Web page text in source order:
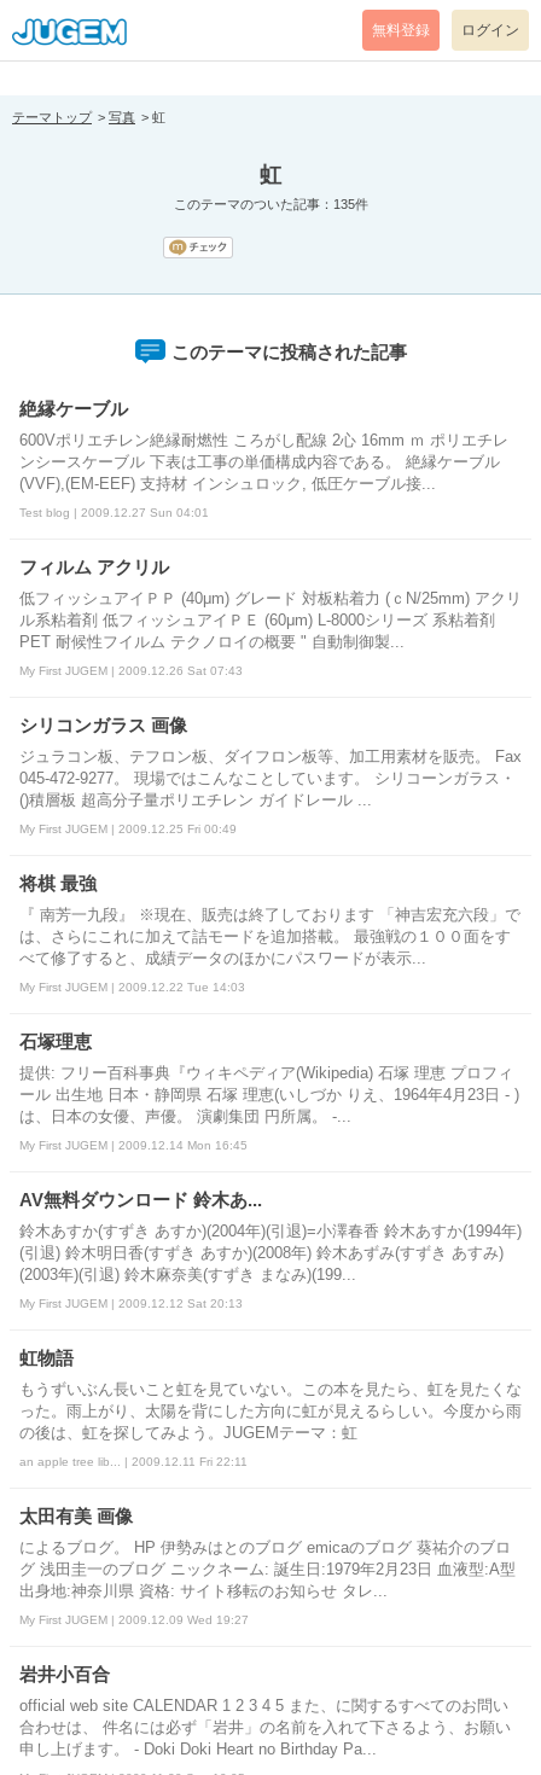
[pear_error: message="Success" code=0 mode=return level=notice
prefix="" info=""]
無料登録 ログイン
テーマトップ 写真 虹
虹
このテーマのついた記事：135件
このテーマに投稿された記事
絶縁ケーブル
600Vポリエチレン絶縁耐燃性 ころがし配線 2心 16mm ｍ ポリエチレ
ンシースケーブル 下表は工事の単価構成内容である。 絶縁ケーブル
(VVF),(EM-EEF) 支持材 インシュロック, 低圧ケーブル接...
Test blog | 2009.12.27 Sun 04:01
フィルム アクリル
低フィッシュアイＰＰ (40μm) グレード 対板粘着力 (ｃN/25mm) アクリ
ル系粘着剤 低フィッシュアイＰＥ (60μm) L-8000シリーズ 系粘着剤
PET 耐候性フイルム テクノロイの概要 " 自動制御製...
My First JUGEM | 2009.12.26 Sat 07:43
シリコンガラス 画像
ジュラコン板、テフロン板、ダイフロン板等、加工用素材を販売。 Fax
045-472-9277。 現場ではこんなことしています。 シリコーンガラス・
()積層板 超高分子量ポリエチレン ガイドレール ...
My First JUGEM | 2009.12.25 Fri 00:49
将棋 最強
『 南芳一九段』 ※現在、販売は終了しております 「神吉宏充六段」で
は、さらにこれに加えて詰モードを追加搭載。 最強戦の１００面をす
べて修了すると、成績データのほかにパスワードが表示...
My First JUGEM | 2009.12.22 Tue 14:03
石塚理恵
提供: フリー百科事典『ウィキペディア(Wikipedia) 石塚 理恵 プロフィ
ール 出生地 日本・静岡県 石塚 理恵(いしづか りえ、1964年4月23日 - )
は、日本の女優、声優。 演劇集団 円所属。 -...
My First JUGEM | 2009.12.14 Mon 16:45
AV無料ダウンロード 鈴木あ...
鈴木あすか(すずき あすか)(2004年)(引退)=小澤春香 鈴木あすか(1994年)
(引退) 鈴木明日香(すずき あすか)(2008年) 鈴木あずみ(すずき あすみ)
(2003年)(引退) 鈴木麻奈美(すずき まなみ)(199...
My First JUGEM | 2009.12.12 Sat 20:13
虹物語
もうずいぶん長いこと虹を見ていない。この本を見たら、虹を見たくな
った。雨上がり、太陽を背にした方向に虹が見えるらしい。今度から雨
の後は、虹を探してみよう。JUGEMテーマ：虹
an apple tree lib... | 2009.12.11 Fri 22:11
太田有美 画像
によるブログ。 HP 伊勢みはとのブログ emicaのブログ 葵祐介のブロ
グ 浅田圭一のブログ ニックネーム: 誕生日:1979年2月23日 血液型:A型
出身地:神奈川県 資格: サイト移転のお知らせ タレ...
My First JUGEM | 2009.12.09 Wed 19:27
岩井小百合
official web site CALENDAR 1 2 3 4 5 また、に関するすべてのお問い
合わせは、 件名には必ず「岩井」の名前を入れて下さるよう、お願い
申し上げます。 - Doki Doki Heart no Birthday Pa...